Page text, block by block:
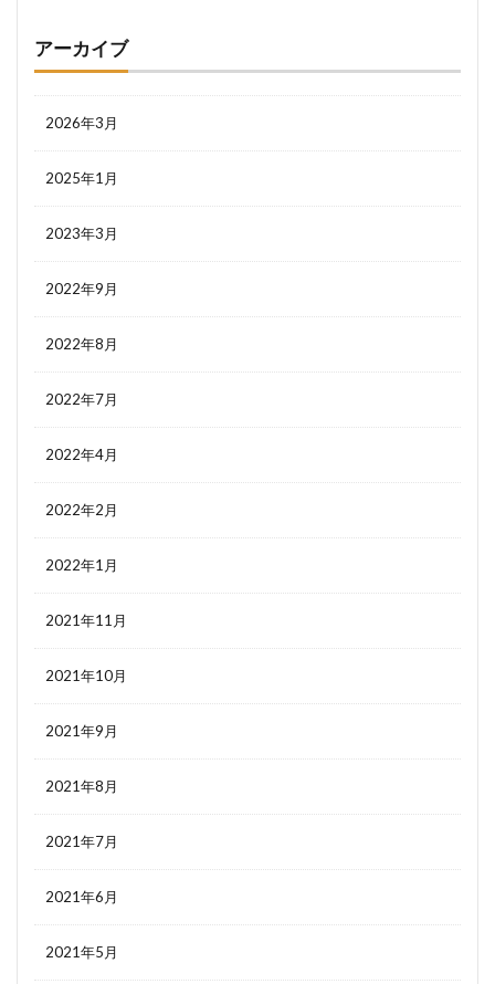
アーカイブ
2026年3月
2025年1月
2023年3月
2022年9月
2022年8月
2022年7月
2022年4月
2022年2月
2022年1月
2021年11月
2021年10月
2021年9月
2021年8月
2021年7月
2021年6月
2021年5月